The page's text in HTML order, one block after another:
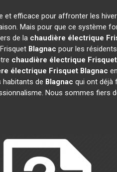
efficace pour affronter les
Mais pour que ce système
de la chaudière électrique
Blagnac pour les
chaudière électrique Frisquet
électrique Frisquet Blagnac
de Blagnac qui ont déjà
Nous sommes fiers